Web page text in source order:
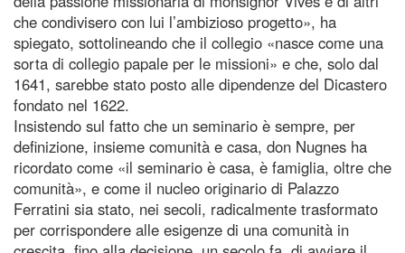
che condivisero con lui l’ambizioso progetto», ha
spiegato, sottolineando che il collegio «nasce come una
sorta di collegio papale per le missioni» e che, solo dal
1641, sarebbe stato posto alle dipendenze del Dicastero
fondato nel 1622.
Insistendo sul fatto che un seminario è sempre, per
definizione, insieme comunità e casa, don Nugnes ha
ricordato come «il seminario è casa, è famiglia, oltre che
comunità», e come il nucleo originario di Palazzo
Ferratini sia stato, nei secoli, radicalmente trasformato
per corrispondere alle esigenze di una comunità in